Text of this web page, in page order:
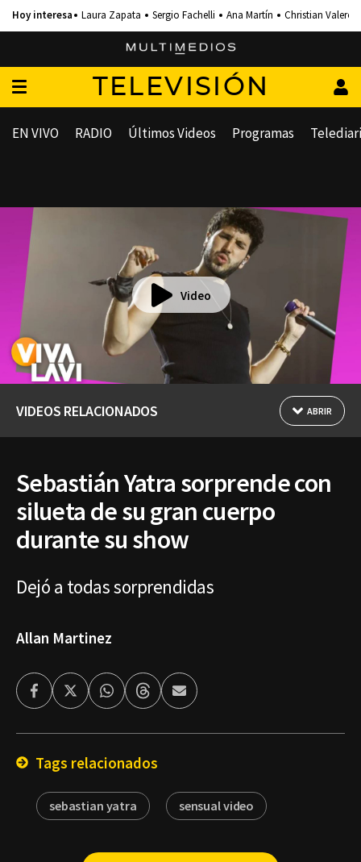
Laura Zapata Sergio Fachelli Ana Martín Christian Valero
TELEVISIÓN
EN VIVO RADIO Últimos Videos Programas
Video
VIDEOS RELACIONADOS ABRIR
Sebastián Yatra sorprende con
silueta de su gran cuerpo
durante su show
Dejó a todas sorprendidas
Allan Martinez
FacebookTwitterWhatsappThreadsEnviar
por
Tags relacionados
sebastian yatra sensual video